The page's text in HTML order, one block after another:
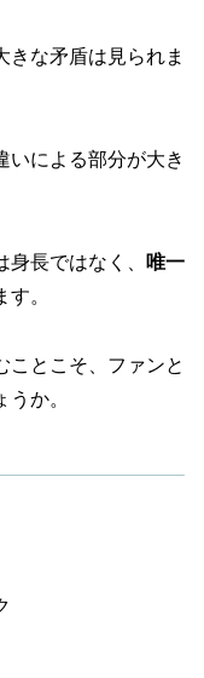
きな矛盾は見られま
いによる部分が大き
長ではなく、
唯一
す。
ことこそ、ファンと
か。